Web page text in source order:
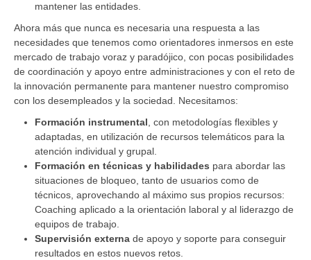
mantener las entidades.
Ahora más que nunca es necesaria una respuesta a las
necesidades que tenemos como orientadores inmersos en este
mercado de trabajo voraz y paradójico, con pocas posibilidades
de coordinación y apoyo entre administraciones y con el reto de
la innovación permanente para mantener nuestro compromiso
con los desempleados y la sociedad. Necesitamos:
Formación instrumental, con metodologías flexibles y
adaptadas, en utilización de recursos telemáticos para la
atención individual y grupal.
Formación en técnicas y habilidades para abordar las
situaciones de bloqueo, tanto de usuarios como de
técnicos, aprovechando al máximo sus propios recursos:
Coaching aplicado a la orientación laboral y al liderazgo de
equipos de trabajo.
Supervisión externa de apoyo y soporte para conseguir
resultados en estos nuevos retos.